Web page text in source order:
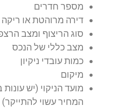
מספר חדרים
דירה מרוהטת או ריקה
סוג הריצוף ומצב
מצב כללי של הנכס
כמות עובדי ניקיון
מיקום
מועד הניקוי (יש
המחיר עשוי להתייקר)